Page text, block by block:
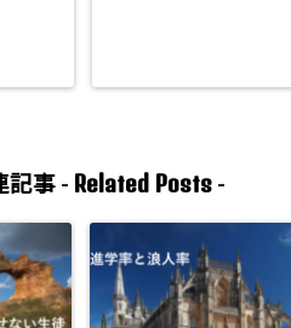
記事 - Related Posts-